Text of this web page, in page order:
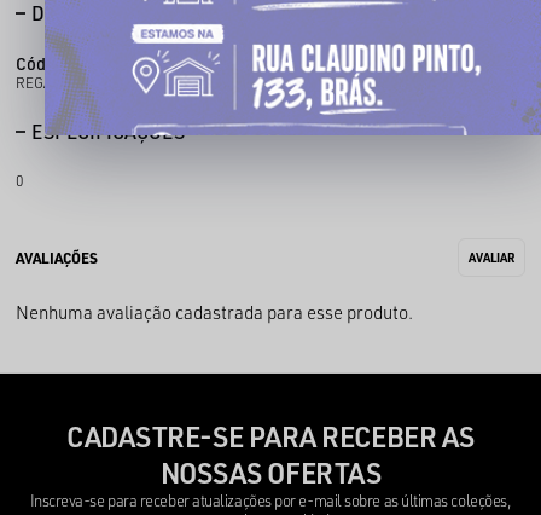
DESCRIÇÃO COMPLETA
Código identificador (SKU):
300100083
REGATA BASKET 083
ESPECIFICAÇÕES
0
Nenhuma avaliação cadastrada para esse produto.
CADASTRE-SE PARA RECEBER AS
NOSSAS OFERTAS
Inscreva-se para receber atualizações por e-mail sobre as últimas coleções,